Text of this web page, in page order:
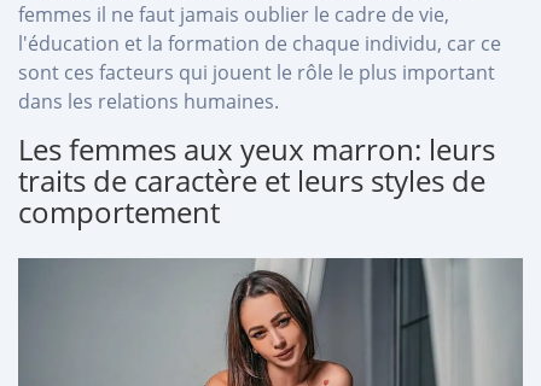
femmes il ne faut jamais oublier le cadre de vie,
l'éducation et la formation de chaque individu, car ce
sont ces facteurs qui jouent le rôle le plus important
dans les relations humaines.
Les femmes aux yeux marron: leurs
traits de caractère et leurs styles de
comportement